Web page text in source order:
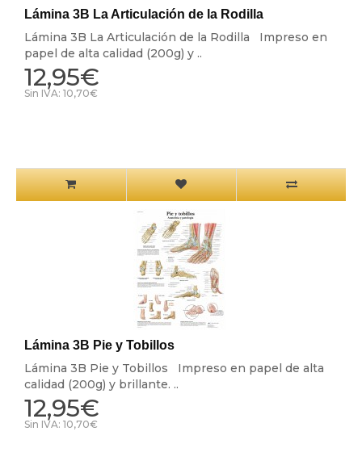
Lámina 3B La Articulación de la Rodilla
Lámina 3B La Articulación de la Rodilla Impreso en
papel de alta calidad (200g) y ..
12,95€
Sin IVA: 10,70€
Lámina 3B Pie y Tobillos
Lámina 3B Pie y Tobillos Impreso en papel de alta
calidad (200g) y brillante. ..
12,95€
Sin IVA: 10,70€